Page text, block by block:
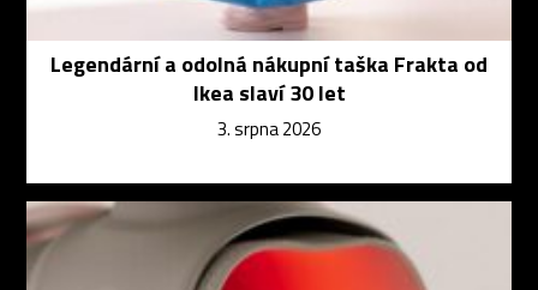
Legendární a odolná nákupní taška Frakta od
Ikea slaví 30 let
3. srpna 2026